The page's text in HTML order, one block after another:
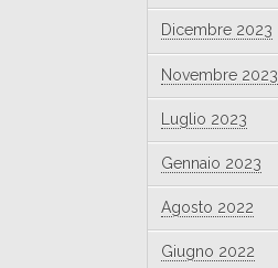
Dicembre 2023
Novembre 2023
Luglio 2023
Gennaio 2023
Agosto 2022
Giugno 2022